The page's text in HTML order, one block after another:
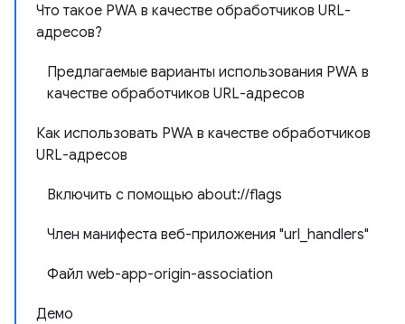
Что такое PWA в качестве обработчиков URL-
адресов?
Предлагаемые варианты использования PWA в
качестве обработчиков URL-адресов
Как использовать PWA в качестве обработчиков
URL-адресов
Включить с помощью about://flags
Член манифеста веб-приложения "url_handlers"
Файл web-app-origin-association
Демо